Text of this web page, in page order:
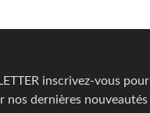
inscrivez-vous pour
nos dernières nouveautés